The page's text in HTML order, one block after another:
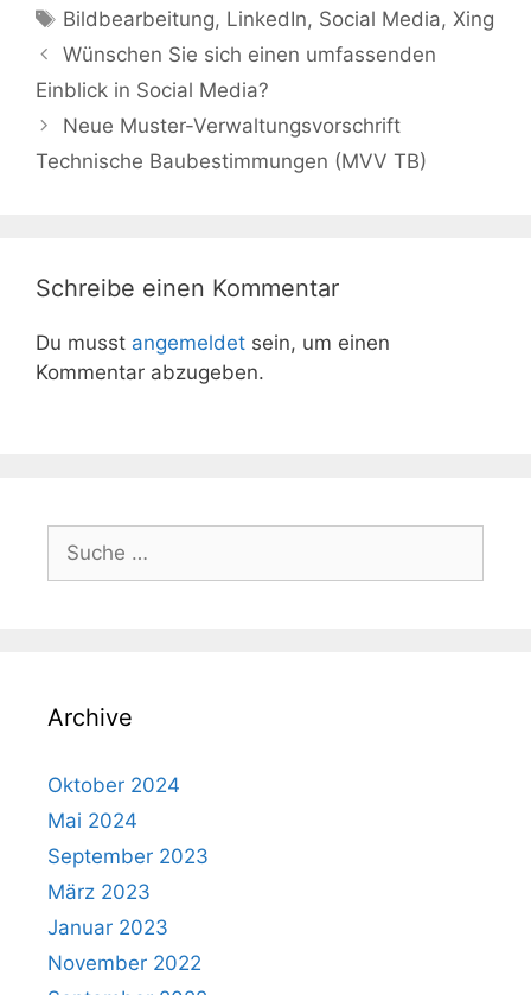
Schlagwörter
Bildbearbeitung, LinkedIn, Social Media,Xing
Beitrags-
Navigation
Wünschen Sie sich einen umfassenden
Einblick in Social Media?
Neue Muster-Verwaltungsvorschrift
Technische Baubestimmungen (MVV TB)
Schreibe einen Kommentar
Du musst angemeldet sein, um einen
Kommentar abzugeben.
nach:
Archive
Oktober 2024
Mai 2024
September 2023
März 2023
Januar 2023
November 2022